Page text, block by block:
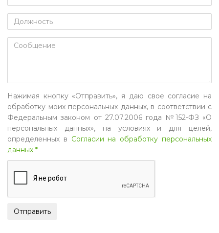
Нажимая кнопку «Отправить», я даю свое согласие на
обработку моих персональных данных, в соответствии с
Федеральным законом от 27.07.2006 года №152-ФЗ «О
персональных данных», на условиях и для целей,
определенных в Согласии на обработку персональных
данных *